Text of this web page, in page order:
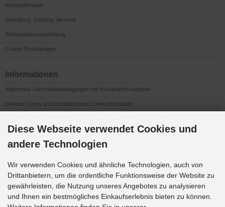
Kontaktformular
Bestellung, Zahlung, Versand
Reklamationsabwicklung
Cookie Einstellungen
Informationen
Allgemeine Geschäftsbedingungen mit Kundeninformationen
General Terms and Conditions and Client Information
Impressum
Datenschutzerklärung
Anfahrt
Downloads
Diese Webseite verwendet Cookies und
andere Technologien
Wir verwenden Cookies und ähnliche Technologien, auch von
Drittanbietern, um die ordentliche Funktionsweise der Website zu
gewährleisten, die Nutzung unseres Angebotes zu analysieren
und Ihnen ein bestmögliches Einkaufserlebnis bieten zu können.